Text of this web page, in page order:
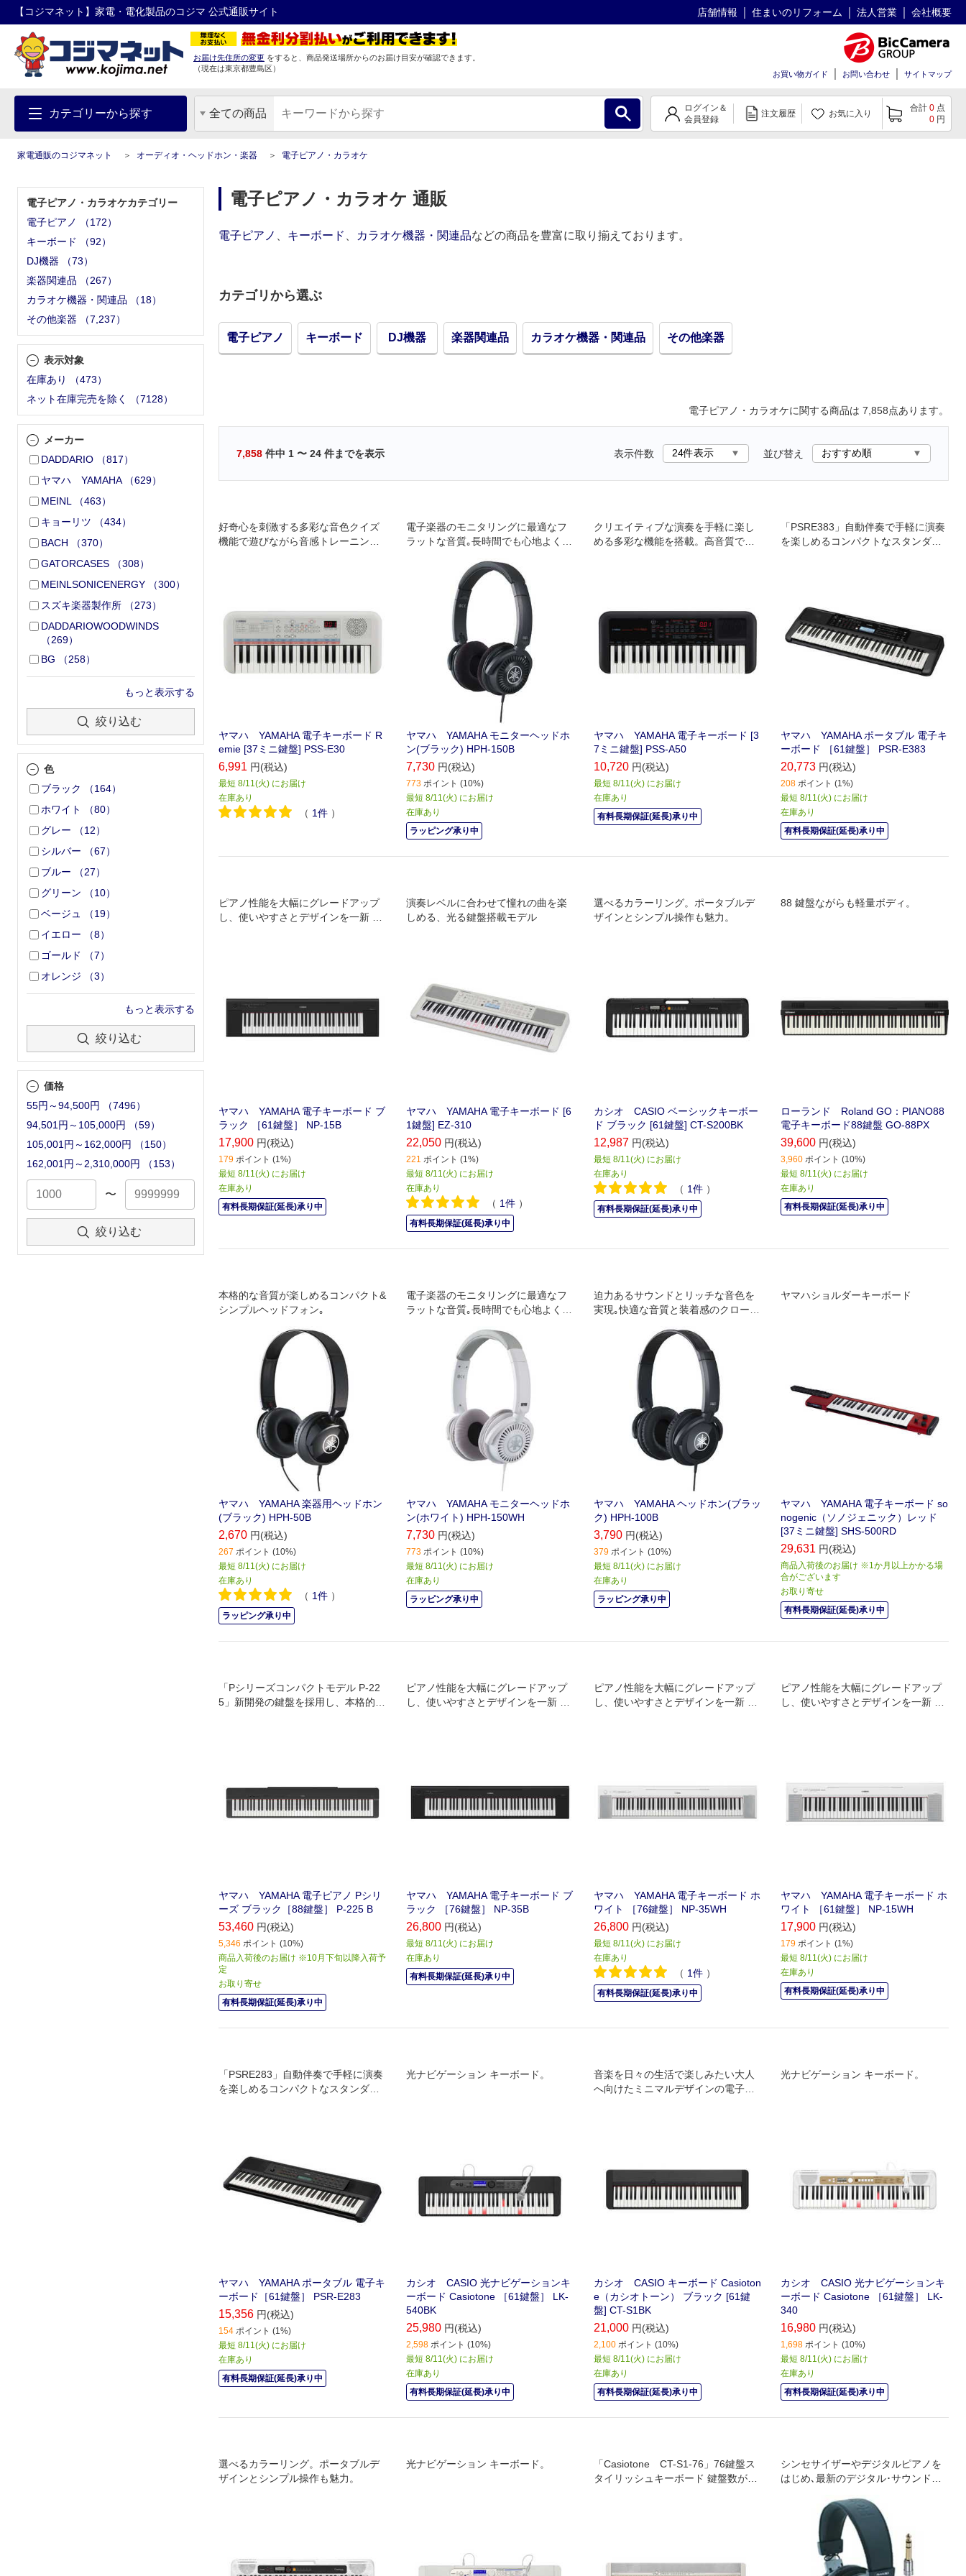
【コジマネット】家電・電化製品のコジマ 公式通販サイト 店舗情報 住まいのリフォーム 法人営業 会社概要
お届け先住所の変更 をすると、商品発送場所からのお届け目安が確認できます。
（現在は東京都豊島区）
お買い物ガイド お問い合わせ サイトマップ
カテゴリーから探す 全ての商品
ログイン＆
会員登録
注文履歴 お気に入り
合計 0 点
0 円
家電通販のコジマネット オーディオ・ヘッドホン・楽器 電子ピアノ・カラオケ
電子ピアノ・カラオケカテゴリー
電子ピアノ
（172）
キーボード
（92）
DJ機器
（73）
楽器関連品
（267）
カラオケ機器・関連品
（18）
その他楽器
（7,237）
表示対象
在庫あり
（473）
ネット在庫完売を除く
（7128）
メーカー
DADDARIO
（817）
ヤマハ YAMAHA
（629）
MEINL
（463）
キョーリツ
（434）
BACH
（370）
GATORCASES
（308）
MEINLSONICENERGY
（300）
スズキ楽器製作所
（273）
DADDARIOWOODWINDS
（269）
BG
（258）
もっと表示する
絞り込む
色
ブラック
（164）
ホワイト
（80）
グレー
（12）
シルバー
（67）
ブルー
（27）
グリーン
（10）
ベージュ
（19）
イエロー
（8）
ゴールド
（7）
オレンジ
（3）
もっと表示する
絞り込む
価格
55円～94,500円
（7496）
94,501円～105,000円
（59）
105,001円～162,000円
（150）
162,001円～2,310,000円
（153）
〜
絞り込む
電子ピアノ・カラオケ 通販
電子ピアノ キーボード カラオケ機器・関連品などの商品を豊富に取り揃えております。
カテゴリから選ぶ
電子ピアノ キーボード DJ機器 楽器関連品 カラオケ機器・関連品 その他楽器
電子ピアノ・カラオケに関する商品は 7,858点あります。
7,858 件中 1 〜 24 件までを表示 表示件数 並び替え
好奇心を刺激する多彩な音色クイズ
機能で遊びながら音感トレーニング
ヤマハ YAMAHA 電子キーボード R
emie [37ミニ鍵盤] PSS-E30
6,991 円(税込)
最短 8/11(火) にお届け
在庫あり
（ 1件 ）
電子楽器のモニタリングに最適なフ
ラットな音質｡長時間でも心地よく快
ターヘッドフォン｡
ヤマハ YAMAHA モニターヘッドホ
ン(ブラック) HPH-150B
7,730 円(税込)
773 ポイント (10%)
最短 8/11(火) にお届け
在庫あり
ラッピング承り中
クリエイティブな演奏を手軽に楽し
める多彩な機能を搭載。高音質でタ
ヤマハ YAMAHA 電子キーボード [3
7ミニ鍵盤] PSS-A50
10,720 円(税込)
最短 8/11(火) にお届け
在庫あり
有料長期保証(延長)承り中
「PSRE383」自動伴奏で手軽に演奏
を楽しめるコンパクトなスタンダー
ヤマハ YAMAHA ポータブル 電子キ
ーボード ［61鍵盤］ PSR-E383
20,773 円(税込)
208 ポイント (1%)
最短 8/11(火) にお届け
在庫あり
有料長期保証(延長)承り中
ピアノ性能を大幅にグレードアップ
し、使いやすさとデザインを一新 ヤ
ヤマハ YAMAHA 電子キーボード ブ
ラック ［61鍵盤］ NP-15B
17,900 円(税込)
179 ポイント (1%)
最短 8/11(火) にお届け
在庫あり
有料長期保証(延長)承り中
演奏レベルに合わせて憧れの曲を楽
しめる、光る鍵盤搭載モデル
ヤマハ YAMAHA 電子キーボード [6
1鍵盤] EZ-310
22,050 円(税込)
221 ポイント (1%)
最短 8/11(火) にお届け
在庫あり
（ 1件 ）
有料長期保証(延長)承り中
選べるカラーリング。ポータブルデ
ザインとシンプル操作も魅力。
カシオ CASIO ベーシックキーボー
ド ブラック [61鍵盤] CT-S200BK
12,987 円(税込)
最短 8/11(火) にお届け
在庫あり
（ 1件 ）
有料長期保証(延長)承り中
88 鍵盤ながらも軽量ボディ。
ローランド Roland GO：PIANO88
電子キーボード88鍵盤 GO-88PX
39,600 円(税込)
3,960 ポイント (10%)
最短 8/11(火) にお届け
在庫あり
有料長期保証(延長)承り中
本格的な音質が楽しめるコンパクト&
シンプルヘッドフォン｡
ヤマハ YAMAHA 楽器用ヘッドホン
(ブラック) HPH-50B
2,670 円(税込)
267 ポイント (10%)
最短 8/11(火) にお届け
在庫あり
（ 1件 ）
ラッピング承り中
電子楽器のモニタリングに最適なフ
ラットな音質｡長時間でも心地よく快
ターヘッドフォン｡
ヤマハ YAMAHA モニターヘッドホ
ン(ホワイト) HPH-150WH
7,730 円(税込)
773 ポイント (10%)
最短 8/11(火) にお届け
在庫あり
ラッピング承り中
迫力あるサウンドとリッチな音色を
実現｡快適な音質と装着感のクローズ
ヤマハ YAMAHA ヘッドホン(ブラッ
ク) HPH-100B
3,790 円(税込)
379 ポイント (10%)
最短 8/11(火) にお届け
在庫あり
ラッピング承り中
ヤマハショルダーキーボード
ヤマハ YAMAHA 電子キーボード so
nogenic（ソノジェニック）レッド
[37ミニ鍵盤] SHS-500RD
29,631 円(税込)
商品入荷後のお届け ※1か月以上かかる場
合がございます
お取り寄せ
有料長期保証(延長)承り中
「Pシリーズコンパクトモデル P-22
5」新開発の鍵盤を採用し、本格的な
ヤマハ YAMAHA 電子ピアノ Pシリ
ーズ ブラック［88鍵盤］ P-225 B
53,460 円(税込)
5,346 ポイント (10%)
商品入荷後のお届け ※10月下旬以降入荷予
定
お取り寄せ
有料長期保証(延長)承り中
ピアノ性能を大幅にグレードアップ
し、使いやすさとデザインを一新 ヤ
ヤマハ YAMAHA 電子キーボード ブ
ラック ［76鍵盤］ NP-35B
26,800 円(税込)
最短 8/11(火) にお届け
在庫あり
有料長期保証(延長)承り中
ピアノ性能を大幅にグレードアップ
し、使いやすさとデザインを一新 ヤ
ヤマハ YAMAHA 電子キーボード ホ
ワイト ［76鍵盤］ NP-35WH
26,800 円(税込)
最短 8/11(火) にお届け
在庫あり
（ 1件 ）
有料長期保証(延長)承り中
ピアノ性能を大幅にグレードアップ
し、使いやすさとデザインを一新 ヤ
ヤマハ YAMAHA 電子キーボード ホ
ワイト ［61鍵盤］ NP-15WH
17,900 円(税込)
179 ポイント (1%)
最短 8/11(火) にお届け
在庫あり
有料長期保証(延長)承り中
「PSRE283」自動伴奏で手軽に演奏
を楽しめるコンパクトなスタンダー
ヤマハ YAMAHA ポータブル 電子キ
ーボード［61鍵盤］ PSR-E283
15,356 円(税込)
154 ポイント (1%)
最短 8/11(火) にお届け
在庫あり
有料長期保証(延長)承り中
光ナビゲーション キーボード。
カシオ CASIO 光ナビゲーションキ
ーボード Casiotone ［61鍵盤］ LK-
540BK
25,980 円(税込)
2,598 ポイント (10%)
最短 8/11(火) にお届け
在庫あり
有料長期保証(延長)承り中
音楽を日々の生活で楽しみたい大人
へ向けたミニマルデザインの電子キ
カシオ CASIO キーボード Casioton
e（カシオトーン） ブラック [61鍵
盤] CT-S1BK
21,000 円(税込)
2,100 ポイント (10%)
最短 8/11(火) にお届け
在庫あり
有料長期保証(延長)承り中
光ナビゲーション キーボード。
カシオ CASIO 光ナビゲーションキ
ーボード Casiotone ［61鍵盤］ LK-
340
16,980 円(税込)
1,698 ポイント (10%)
最短 8/11(火) にお届け
在庫あり
有料長期保証(延長)承り中
選べるカラーリング。ポータブルデ
ザインとシンプル操作も魅力。
光ナビゲーション キーボード。
「Casiotone CT-S1-76」76鍵盤ス
タイリッシュキーボード 鍵盤数が増
シンセサイザーやデジタルピアノを
はじめ､最新のデジタル･サウンドに